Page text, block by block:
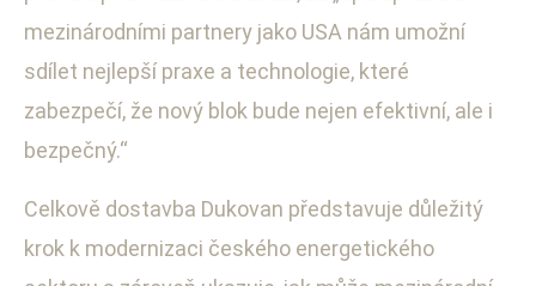
mezinárodními partnery jako USA nám umožní
sdílet nejlepší praxe a technologie, které
zabezpečí, že nový blok bude nejen efektivní, ale i
bezpečný.“
Celkově dostavba Dukovan představuje důležitý
krok k modernizaci českého energetického